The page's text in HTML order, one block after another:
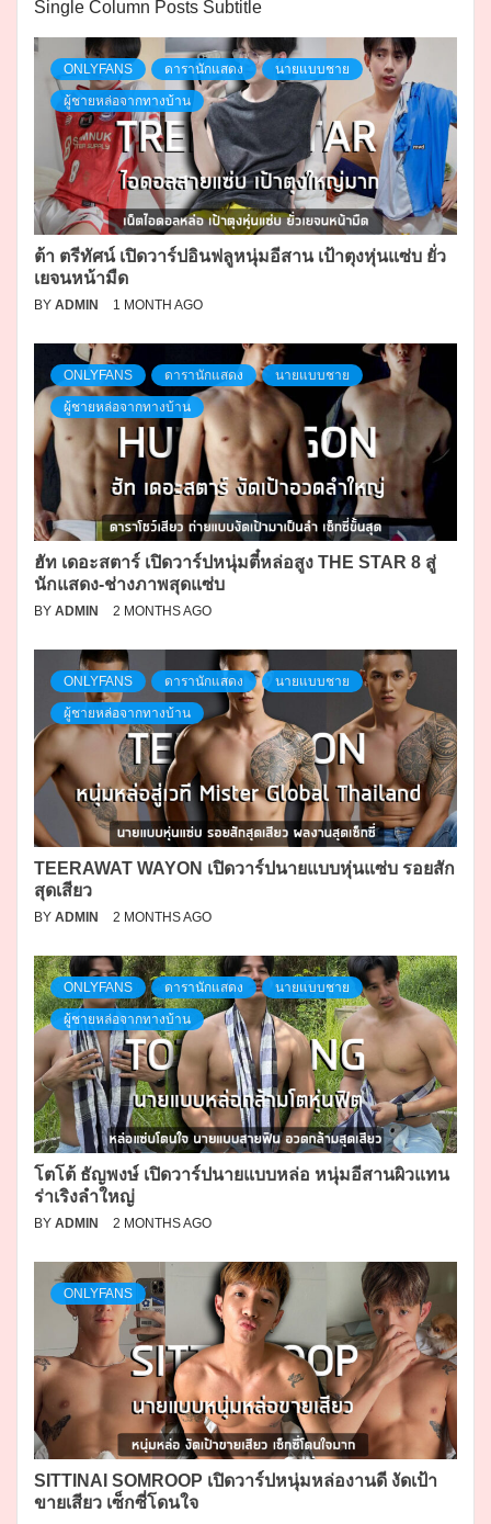
Single Column Posts Subtitle
ONLYFANS ดารานักแสดง นายแบบชาย
ผู้ชายหล่อจากทางบ้าน
ต้า ตรีทัศน์ เปิดวาร์ปอินฟลูหนุ่มอีสาน เป้าตุงหุ่นแซ่บ ยั่ว
เยจนหน้ามืด
BY ADMIN 1 MONTH AGO
ONLYFANS ดารานักแสดง นายแบบชาย
ผู้ชายหล่อจากทางบ้าน
ฮัท เดอะสตาร์ เปิดวาร์ปหนุ่มตี๋หล่อสูง THE STAR 8 สู่
นักแสดง-ช่างภาพสุดแซ่บ
BY ADMIN 2 MONTHS AGO
ONLYFANS ดารานักแสดง นายแบบชาย
ผู้ชายหล่อจากทางบ้าน
TEERAWAT WAYON เปิดวาร์ปนายแบบหุ่นแซ่บ รอยสัก
สุดเสียว
BY ADMIN 2 MONTHS AGO
ONLYFANS ดารานักแสดง นายแบบชาย
ผู้ชายหล่อจากทางบ้าน
โตโต้ ธัญพงษ์ เปิดวาร์ปนายแบบหล่อ หนุ่มอีสานผิวแทน
ร่าเริงลำใหญ่
BY ADMIN 2 MONTHS AGO
ONLYFANS
SITTINAI SOMROOP เปิดวาร์ปหนุ่มหล่องานดี งัดเป้า
ขายเสียว เซ็กซี่โดนใจ